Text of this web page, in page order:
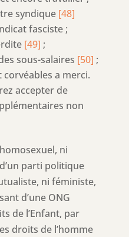
syndique [48]
fasciste ;
[49] ;
sous-salaires [50] ;
a merci.
accepter de
non
ni
parti politique
ni féministe,
d’une ONG
de l’Enfant, par
droits de l’homme